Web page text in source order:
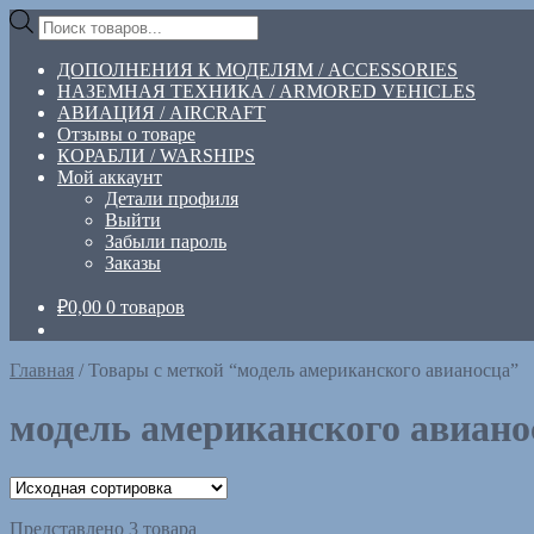
Перейти
навигации
Перейти
содержимому
Поиск
товаров
ДОПОЛНЕНИЯ К МОДЕЛЯМ / ACCESSORIES
НАЗЕМНАЯ ТЕХНИКА / ARMORED VEHICLES
АВИАЦИЯ / AIRCRAFT
Отзывы о товаре
КОРАБЛИ / WARSHIPS
Мой аккаунт
Детали профиля
Выйти
Забыли пароль
Заказы
₽0,00 0 товаров
Главная /Товары с меткой “модель американского авианосца”
модель американского
Представлено 3 товара